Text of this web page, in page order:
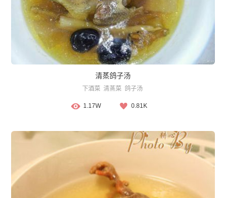
清蒸鸽子汤
下酒菜 清蒸菜 鸽子汤
1.17W 0.81K